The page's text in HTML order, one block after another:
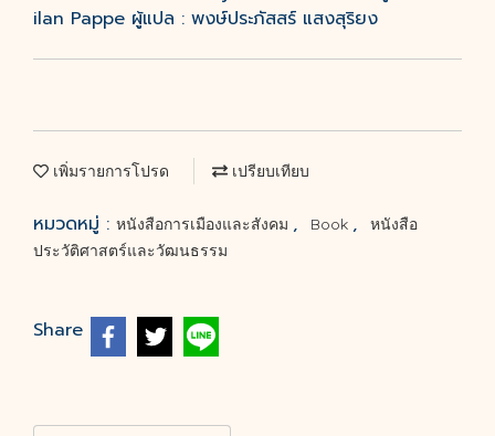
ilan Pappe ผู้แปล : พงษ์ประภัสสร์ แสงสุริยง
เพิ่มรายการโปรด เปรียบเทียบ
หมวดหมู่ : หนังสือการเมืองและสังคม , Book ,
หนังสือ
ประวัติศาสตร์และวัฒนธรรม
Share